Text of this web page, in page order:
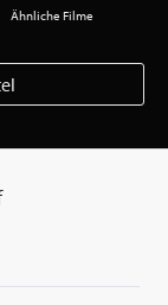
Ähnliche Filme